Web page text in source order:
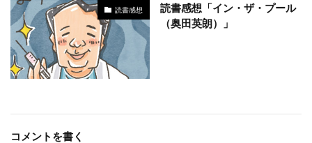
読書感想
読書感想「イン・ザ・プール
（奥田英朗）」
コメントを書く